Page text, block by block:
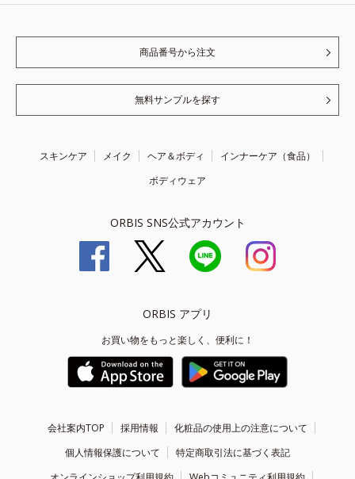
商品番号から注文
無料サンプルを探す
スキンケア メイク ヘア＆ボディ
インナーケア（食品）
ボディウェア
ORBIS SNS公式アカウント
ORBIS アプリ
お買い物をもっと楽しく、便利に！
会社案内TOP 採用情報
化粧品の使用上の注意について
個人情報保護について
特定商取引法に基づく表記